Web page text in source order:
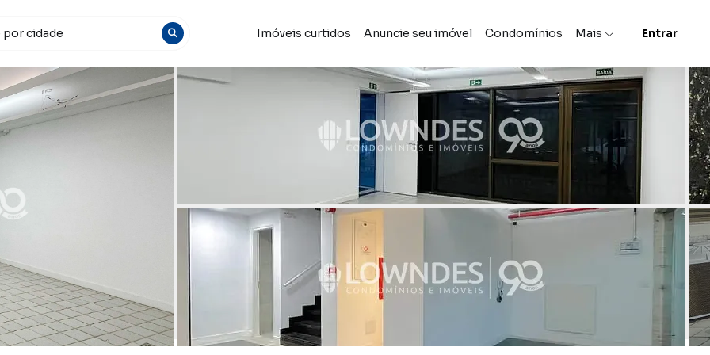
Imóveis curtidos Anuncie seu imóvel Condomínios Mais Entrar